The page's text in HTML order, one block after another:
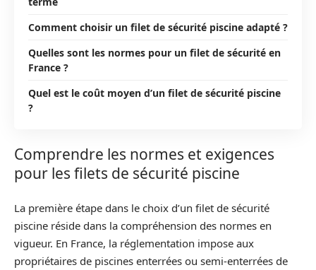
Comment choisir un filet de sécurité piscine adapté ?
Quelles sont les normes pour un filet de sécurité en
France ?
Quel est le coût moyen d’un filet de sécurité piscine
?
Comprendre les normes et exigences
pour les filets de sécurité piscine
La première étape dans le choix d’un filet de sécurité
piscine réside dans la compréhension des normes en
vigueur. En France, la réglementation impose aux
propriétaires de piscines enterrées ou semi-enterrées de